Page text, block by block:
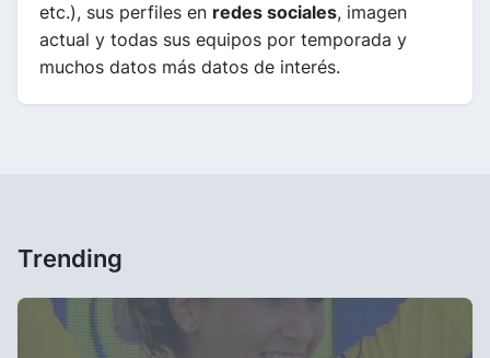
etc.), sus perfiles en redes sociales, imagen
actual y todas sus equipos por temporada y
muchos datos más datos de interés.
Trending